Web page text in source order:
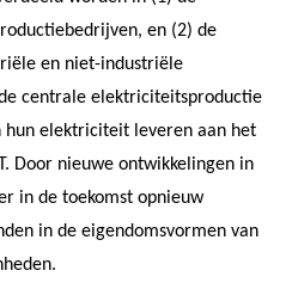
en (2) de
en niet-industriële
centrale elektriciteitsproductie
hun elektriciteit leveren aan het
Door nieuwe ontwikkelingen in
in de toekomst opnieuw
in de eigendomsvormen van